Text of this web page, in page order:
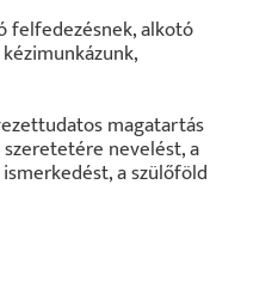
felfedezésnek, alkotó
magatartás
nevelést, a
a szülőföld